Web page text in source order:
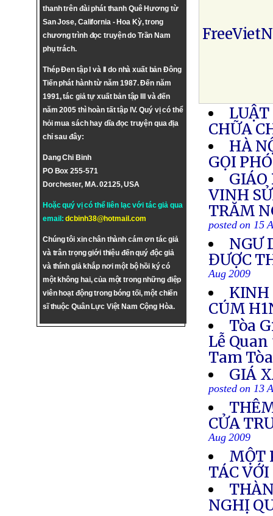
thanh trên đài phát thanh Quê Hương từ
San Jose, California - Hoa Kỳ, trong
chương trình đọc truyện do Trần Nam
phụ trách.
Thép Đen tập I và II do nhà xuất bản Đông
Tiến phát hành từ năm 1987. Đến năm
1991, tác giả tự xuất bản tập III và đến
năm 2005 thì hoàn tất tập IV. Quý vị có thể
hỏi mua sách hay dĩa đọc truyện qua địa
chỉ sau đây:
Dang Chi Binh
PO Box 255-571
Dorchester, MA. 02125, USA
Hoặc quý vị có thể liên lạc với tác giả qua
email:dcbinh38@hotmail.com
Chúng tôi xin chân thành cám ơn tác giả
và trân trọng giới thiệu đến quý độc giả
và thính giả khắp nơi một bộ hồi ký có
một không hai, của một trong những điệp
viên hoạt động trong bóng tối, một chiến
sĩ thuộc Quân Lực Việt Nam Cộng Hòa.
CHỮA
HÀ
GỌI
VINH
TRĂM
posted on 15
NGƯ
ĐƯỢC
Aug 2009
KINH
CÚM
Tòa
Lễ
Tam Tòa
GIÁ
posted on 13
CỬA
Aug 2009
MỘT
TÁC
NGHỊ